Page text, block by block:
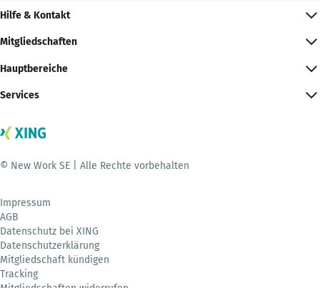
Hilfe & Kontakt
Mitgliedschaften
Hauptbereiche
Services
© New Work SE | Alle Rechte vorbehalten
Impressum
AGB
Datenschutz bei XING
Datenschutzerklärung
Mitgliedschaft kündigen
Tracking